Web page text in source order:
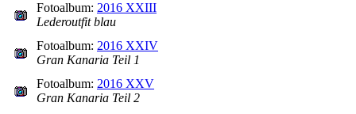
Fotoalbum: 2016 XXIII
Lederoutfit blau
Fotoalbum: 2016 XXIV
Gran Kanaria Teil 1
Fotoalbum: 2016 XXV
Gran Kanaria Teil 2